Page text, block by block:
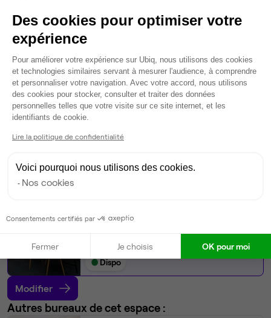
Fibre
Domiciliation
Ménage
Coin stockage
Vidéo projecteur
Espace extérieur
Wifi
Tables / chaises
Ma sélection de bureau
1 200 €
Dispo
Modifier
Autres bureaux de cet espace :
Des cookies pour optimiser votre
expérience
Plateforme de Gestion du
Pour améliorer votre expérience sur Ubiq, nous utilisons des cookies
et technologies similaires servant à mesurer l'audience, à comprendre
et personnaliser votre navigation. Avec votre accord, nous utilisons
des cookies pour stocker, consulter et traiter des données
personnelles telles que votre visite sur ce site internet, et les
identifiants de cookie.
Lire la politique de confidentialité
Voici pourquoi nous utilisons des cookies.
Nos cookies
Consentements certifiés par
Fermer Je choisis OK pour moi